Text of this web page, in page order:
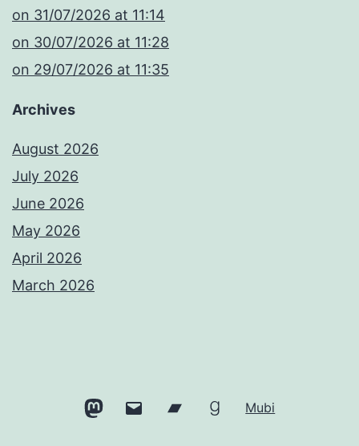
​on 31/07/2026 at 11:14
​on 30/07/2026 at 11:28
​on 29/07/2026 at 11:35
Archives
August 2026
July 2026
June 2026
May 2026
April 2026
March 2026
MastodonEmail BandcampGoodreads
Mubi